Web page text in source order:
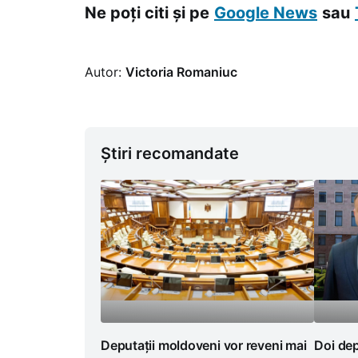
Ne poți citi și pe Google News sau
Autor: Victoria Romaniuc
Știri recomandate
Deputații moldoveni vor reveni mai Doi